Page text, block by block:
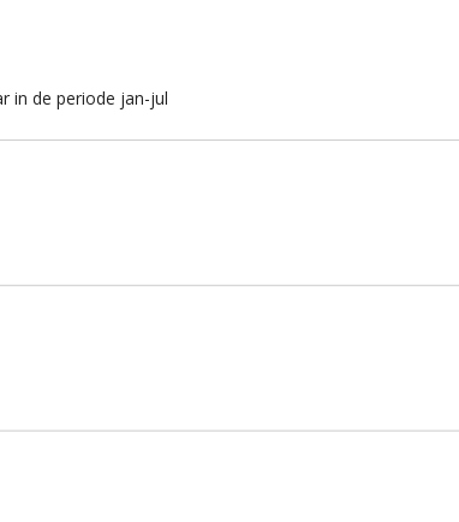
in de periode jan-jul